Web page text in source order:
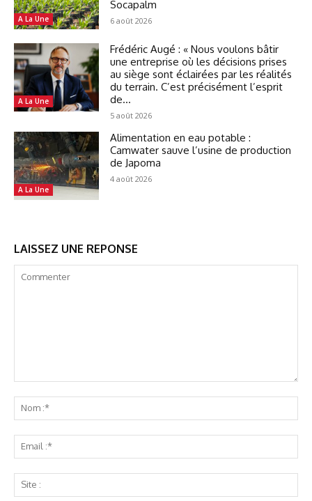
A La Une
Socapalm
6 août 2026
A La Une
Frédéric Augé : « Nous voulons bâtir
une entreprise où les décisions prises
au siège sont éclairées par les réalités
du terrain. C’est précisément l’esprit
de...
5 août 2026
A La Une
Alimentation en eau potable :
Camwater sauve l’usine de production
de Japoma
4 août 2026
LAISSEZ UNE REPONSE
:*
:*
: